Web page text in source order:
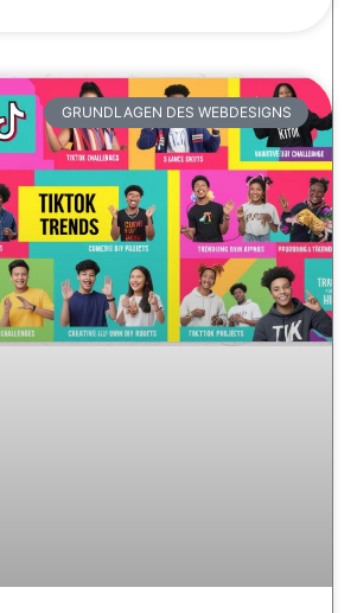
GRUNDLAGEN DES WEBDESIGNS